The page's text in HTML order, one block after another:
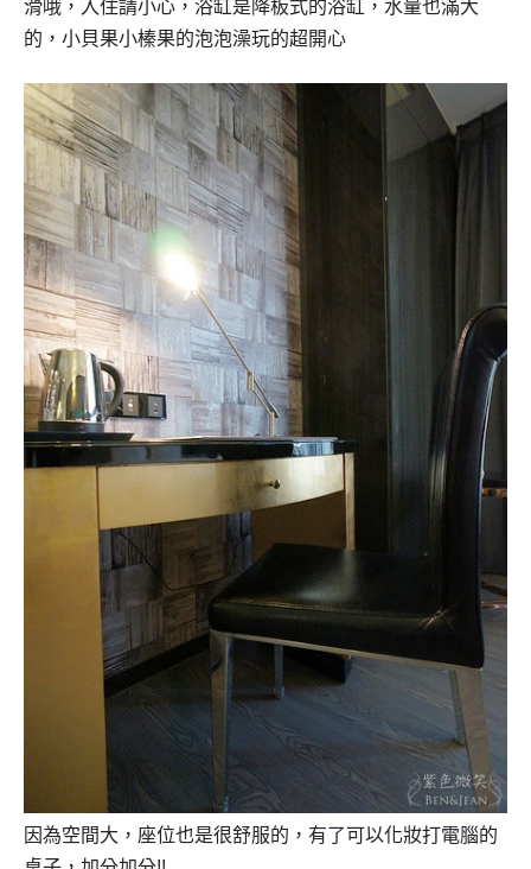
滑哦，入住請小心，浴缸是降板式的浴缸，水量也滿大
的，小貝果小榛果的泡泡澡玩的超開心
因為空間大，座位也是很舒服的，有了可以化妝打電腦的